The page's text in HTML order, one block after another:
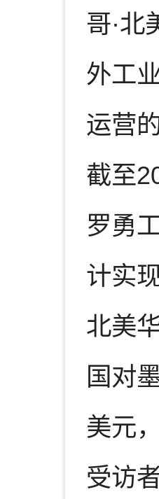
哥·北
外工
运营
截至
罗勇
计实
北美
国对
美元
受访